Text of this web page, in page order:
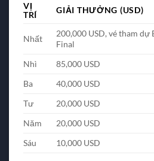
VỊ
TRÍ
GIẢI THƯỞNG (USD)
Nhất
200,000 USD, vé tham dự
Final
Nhì 85,000 USD
Ba
40,000 USD
Tư
20,000 USD
Năm
20,000 USD
Sáu
10,000 USD